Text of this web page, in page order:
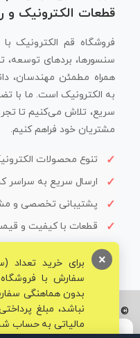
قطعات الکترونیک و
فروشگاه قم الکترونیک با
سنسورها، بردهای توسعه،
همراه مطمئن مهندسان،
به الکترونیک است. ما با
سریع، تلاش می‌کنیم تا
مشتریان خود فراهم کنیم.
تنوع محصولات
ارسال سریع به سراسر
پشتیبانی تخصصی و
قطعات با کیفیت و
© تمامی حقوق برای فروشگاه
برای خرید تعداد
سفارش با
بدون هماهنگی
نباشد، مبلغ
مالیاتی به حساب
×